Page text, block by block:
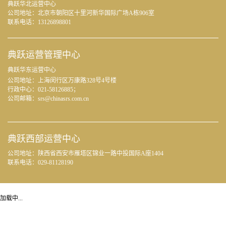
典跃华北运营中心
公司地址：北京市朝阳区十里河新华国际广场A栋906室
联系电话：13126898801
典跃运营管理中心
典跃华东运营中心
公司地址：上海闵行区万康路328号4号楼
行政中心： 021-58126885；
公司邮箱：srs@chinasrs.com.cn
典跃西部运营中心
公司地址：陕西省西安市雁塔区锦业一路中投国际A座1404
联系电话：029-81128190
加载中...